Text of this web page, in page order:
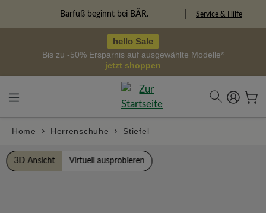
Freiheitspioniere Service & Hilfe
hello Sale
Bis zu -50% Ersparnis auf ausgewählte Modelle*
jetzt shoppen
Home Herrenschuhe Stiefel
Bildergalerie überspringen
3D Ansicht Virtuell ausprobieren